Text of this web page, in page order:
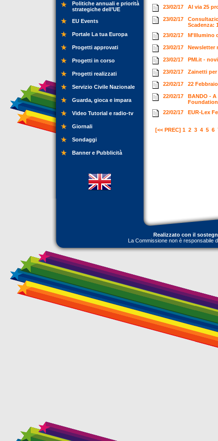
Politiche annuali e priorità
strategiche dell’UE
EU Events
Portale La tua Europa
Progetti approvati
Progetti in corso
Progetti realizzati
Servizio Civile Nazionale
Guarda, gioca e impara
Video Tutorial e radio-tv
Giornali
Sondaggi
Banner e Pubblicità
23/02/17 Al via 25
23/02/17
Scadenza:
23/02/17
M'Illumino
23/02/17 Newsletter
23/02/17 PMI.it -
23/02/17 Zainetti
22/02/17 22
22/02/17
BANDO -
22/02/17
EUR-Lex
[<< PREC] 1 2 3 4 5 6
Realizzato con il
La Commissione non è responsabile